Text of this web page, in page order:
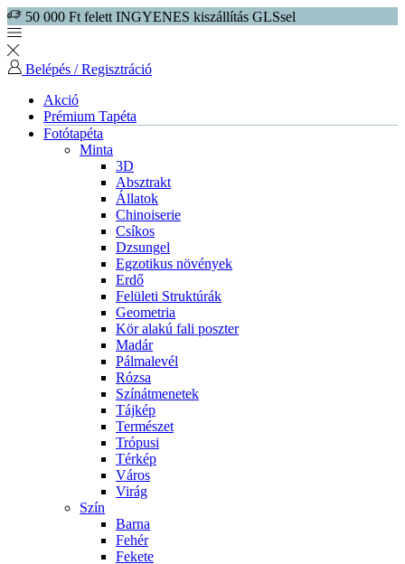
50 000 Ft felett INGYENES kiszállítás GLSsel
Belépés / Regisztráció
Akció
Prémium Tapéta
Fotótapéta
Minta
3D
Absztrakt
Állatok
Chinoiserie
Csíkos
Dzsungel
Egzotikus növények
Erdő
Felületi Struktúrák
Geometria
Kör alakú fali poszter
Madár
Pálmalevél
Rózsa
Színátmenetek
Tájkép
Természet
Trópusi
Térkép
Város
Virág
Szín
Barna
Fehér
Fekete